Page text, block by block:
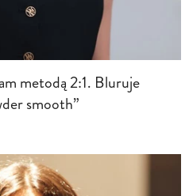
metodą 2:1. Bluruje
smooth”